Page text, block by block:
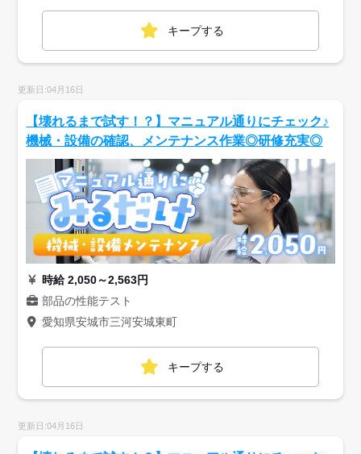
キープする
更新日:04月16日
【壊れるまで試す！？】マニュアル通りにチェック♪
機械・設備の確認、メンテナンス作業◎研修充実◎
時給 2,050～2,563円
部品の性能テスト
愛知県安城市三河安城東町
キープする
更新日:04月16日